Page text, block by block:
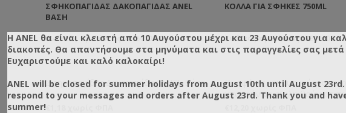
ΣΦΗΚΟΠΑΓΊΔΑΣ ΔΑΚΟΠΑΓΊΔΑΣ ΑΝΕL
ΒΆΣΗ
Κωδικός προϊόντος: AN60100-2
Σφηκοπαγίδας Δακοπαγίδας ΑΝΕL Βάση
ΚΌΛΛΑ ΓΙΑ ΣΦΉΚΕΣ 750ML
Κωδικός προϊόντος: GE60300
Οι σφήκες και οι σκούρκοι-
μπορούν να εξελιχθούν σε
Η ANEL θα είναι κλειστή από 10 Αυγούστου μέχρι και 23 Αυγούστου για
διακοπές. Θα απαντήσουμε στα μηνύματα και στις παραγγελίες σας μετά
Ευχαριστούμε και καλό καλοκαίρι!
ANEL will be closed for summer holidays from August 10th until August
respond to your messages and orders after August 23rd. Thank you and
summer!